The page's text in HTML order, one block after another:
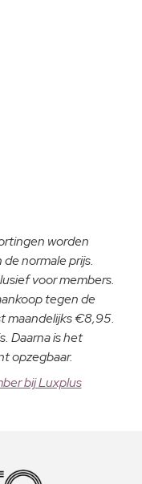
worden
normale prijs.
voor members.
tegen de
maandelijks €8,95.
Daarna is het
opzegbaar.
bij Luxplus